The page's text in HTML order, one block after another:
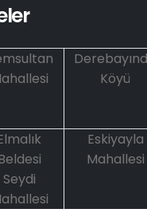
Köyü
Seydi
Eskiyayla
Mahallesi